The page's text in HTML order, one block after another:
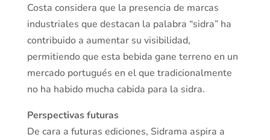
Costa considera que la presencia de marcas
industriales que destacan la palabra “sidra” ha
contribuido a aumentar su visibilidad,
permitiendo que esta bebida gane terreno en un
mercado portugués en el que tradicionalmente
no ha habido mucha cabida para la sidra.
Perspectivas futuras
De cara a futuras ediciones, Sidrama aspira a